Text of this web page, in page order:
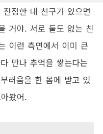
정한 내 친구가 있으면
거야. 서로 둘도 없는 친
이런 측면에서 이미 큰
만나 추억을 쌓는다는
러움을 한 몸에 받고 있
봤어.